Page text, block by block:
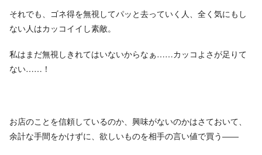
それでも、ゴネ得を無視してパッと去っていく人、全く気にもし
ない人はカッコイイし素敵。
私はまだ無視しきれてはいないからなぁ……カッコよさが足りて
ない……！
お店のことを信頼しているのか、興味がないのかはさておいて、
余計な手間をかけずに、欲しいものを相手の言い値で買う――